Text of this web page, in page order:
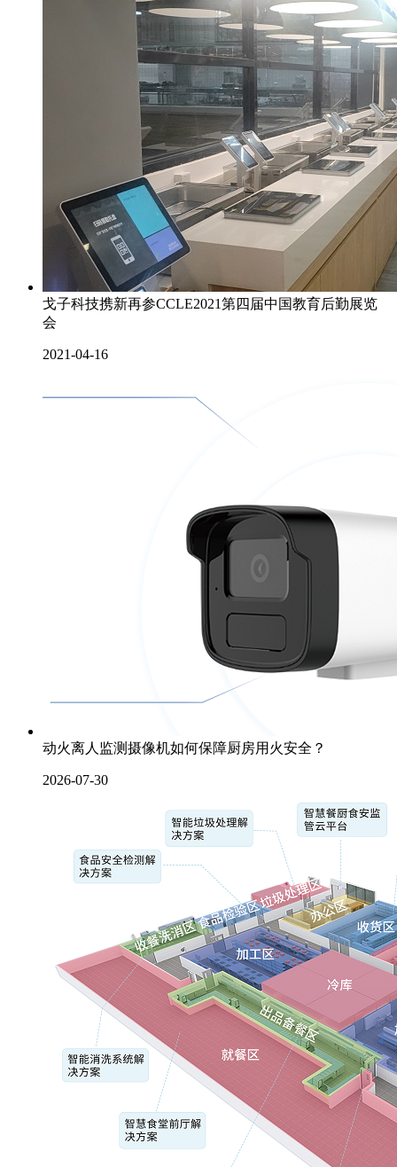
戈子科技携新再参CCLE2021第四届中国教育后勤展览
会
2021-04-16
动火离人监测摄像机如何保障厨房用火安全？
2026-07-30